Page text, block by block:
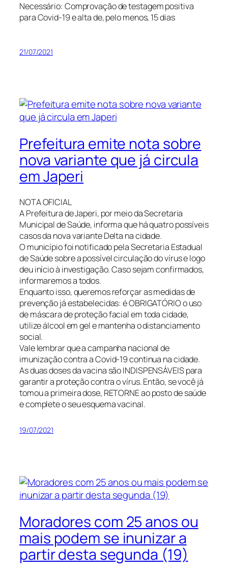
Necessário: Comprovação de testagem positiva
para Covid-19 e alta de, pelo menos, 15 dias
21/07/2021
Prefeitura emite nota sobre
nova variante que já circula
em Japeri
NOTA OFICIAL
A Prefeitura de Japeri, por meio da Secretaria
Municipal de Saúde, informa que há quatro possíveis
casos da nova variante Delta na cidade.
O município foi notificado pela Secretaria Estadual
de Saúde sobre a possível circulação do vírus e logo
deu início à investigação. Caso sejam confirmados,
informaremos a todos.
Enquanto isso, queremos reforçar as medidas de
prevenção já estabelecidas: é OBRIGATÓRIO o uso
de máscara de proteção facial em toda cidade,
utilize álcool em gel e mantenha o distanciamento
social.
Vale lembrar que a campanha nacional de
imunização contra a Covid-19 continua na cidade.
As duas doses da vacina são INDISPENSÁVEIS para
garantir a proteção contra o vírus. Então, se você já
tomou a primeira dose, RETORNE ao posto de saúde
e complete o seu esquema vacinal.
19/07/2021
Moradores com 25 anos ou
mais podem se inunizar a
partir desta segunda (19)